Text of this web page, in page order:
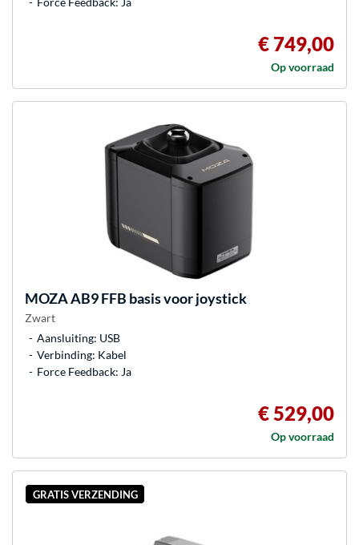
€ 749,00
Op voorraad
MOZAAB9 FFB basis voor joystick
Zwart
Aansluiting: USB
Verbinding: Kabel
Force Feedback: Ja
€ 529,00
Op voorraad
GRATIS VERZENDING